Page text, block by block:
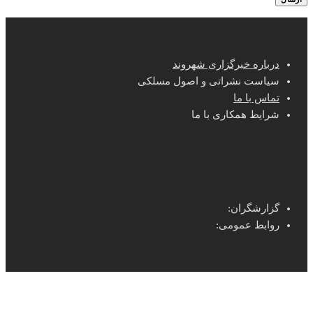
درباره خبرگزاری شهروند
سیاست نشراتی و اصول مسلکی
تماس با ما
شرایط همکاری با ما
گزارشگران:
روابط عمومی: